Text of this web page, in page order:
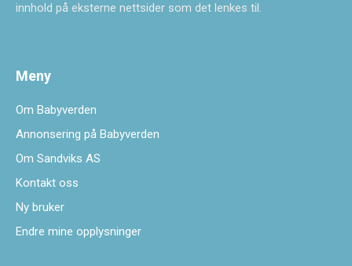
innhold på eksterne nettsider som det lenkes til.
Meny
Om Babyverden
Annonsering på Babyverden
Om Sandviks AS
Kontakt oss
Ny bruker
Endre mine opplysninger